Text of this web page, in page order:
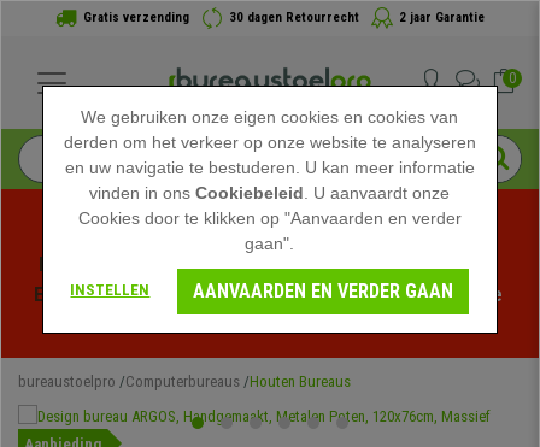
Gratis verzending 30 dagen Retourrecht 2 jaar Garantie
0
Profiteer van de Zomeruitverkoop bij bureaustoelpro!
Exclusieve kortingen voor een beperkte tijd - Bekijk de
bureaustoelpro Computerbureaus Houten Bureaus
We gebruiken onze eigen cookies en cookies van
derden om het verkeer op onze website te analyseren
en uw navigatie te bestuderen. U kan meer informatie
vinden in onsCookiebeleid . U aanvaardt onze
Cookies door te klikken op "Aanvaarden en verder
gaan".
INSTELLEN AANVAARDEN EN VERDER GAAN